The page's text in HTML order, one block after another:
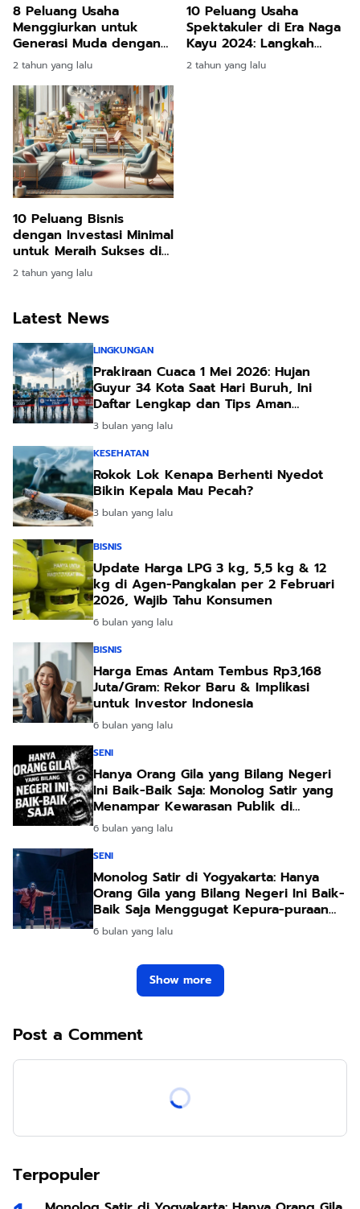
8 Peluang Usaha
Menggiurkan untuk
Generasi Muda dengan
Modal Minim Rp1 Juta
2 tahun yang lalu
10 Peluang Usaha
Spektakuler di Era Naga
Kayu 2024: Langkah
Awal Menuju Kesuksesan
2 tahun yang lalu
10 Peluang Bisnis
dengan Investasi Minimal
untuk Meraih Sukses di
Tahun 2024: Simak
Rinciannya
2 tahun yang lalu
Latest News
LINGKUNGAN
Prakiraan Cuaca 1 Mei 2026: Hujan
Guyur 34 Kota Saat Hari Buruh, Ini
Daftar Lengkap dan Tips Aman
Beraktivitas
3 bulan yang lalu
KESEHATAN
Rokok Lok Kenapa Berhenti Nyedot
Bikin Kepala Mau Pecah?
3 bulan yang lalu
BISNIS
Update Harga LPG 3 kg, 5,5 kg & 12
kg di Agen-Pangkalan per 2 Februari
2026, Wajib Tahu Konsumen
6 bulan yang lalu
BISNIS
Harga Emas Antam Tembus Rp3,168
Juta/Gram: Rekor Baru & Implikasi
untuk Investor Indonesia
6 bulan yang lalu
SENI
Hanya Orang Gila yang Bilang Negeri
Ini Baik-Baik Saja: Monolog Satir yang
Menampar Kewarasan Publik di
Yogyakarta
6 bulan yang lalu
SENI
Monolog Satir di Yogyakarta: Hanya
Orang Gila yang Bilang Negeri Ini Baik-
Baik Saja Menggugat Kepura-puraan
Publik
6 bulan yang lalu
Show more
Post a Comment
Terpopuler